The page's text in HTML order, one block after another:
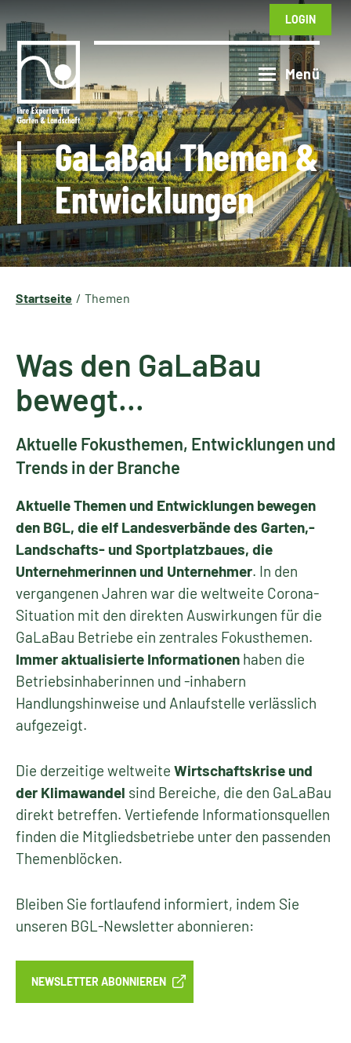
LOGIN
GaLaBau Themen &
Entwicklungen
Startseite Themen
Was den GaLaBau
bewegt...
Aktuelle Fokusthemen, Entwicklungen und
Trends in der Branche
Aktuelle Themen und Entwicklungen bewegen
den BGL, die elf Landesverbände des Garten,-
Landschafts- und Sportplatzbaues, die
Unternehmerinnen und Unternehmer. In den
vergangenen Jahren war die weltweite Corona-
Situation mit den direkten Auswirkungen für die
GaLaBau Betriebe ein zentrales Fokusthemen.
Immer aktualisierte Informationen haben die
Betriebsinhaberinnen und -inhabern
Handlungshinweise und Anlaufstelle verlässlich
aufgezeigt.
Die derzeitige weltweite Wirtschaftskrise und
der Klimawandel sind Bereiche, die den GaLaBau
direkt betreffen. Vertiefende Informationsquellen
finden die Mitgliedsbetriebe unter den passenden
Themenblöcken.
Bleiben Sie fortlaufend informiert, indem Sie
unseren BGL-Newsletter abonnieren:
NEWSLETTER ABONNIEREN